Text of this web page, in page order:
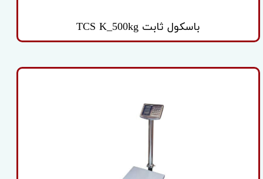
باسکول ثابت TCS K_500kg